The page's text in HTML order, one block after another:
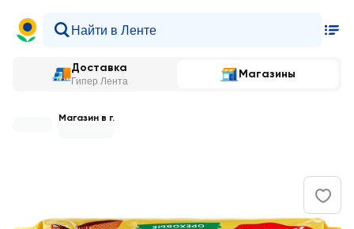
Доставка
Гипер Лента
Магазины
Магазин в г.